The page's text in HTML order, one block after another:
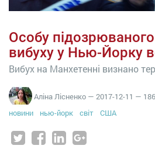
Особу підозрюваного
вибуху у Нью-Йорку
Вибух на Манхетенні визнано
Аліна Лісненко — 2017-12-11 —
новини
нью-йорк світ США